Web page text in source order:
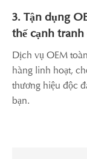
3. Tận dụng
thế cạnh tranh
Dịch vụ OEM
hàng linh hoạt,
thương hiệu độc
bạn.